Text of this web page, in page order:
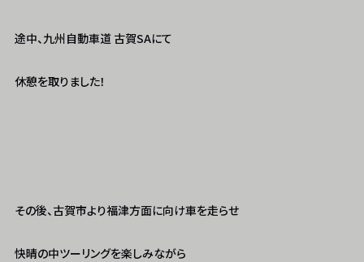
途中、九州自動車道 古賀SAにて
休憩を取りました！
その後、古賀市より福津方面に向け車を走らせ
快晴の中ツーリングを楽しみながら